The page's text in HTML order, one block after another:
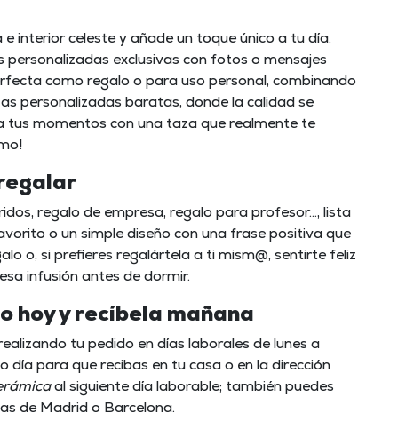
interior celeste y añade un toque único a tu día.
exclusivas con fotos o mensajes
como regalo o para uso personal, combinando
personalizadas baratas, donde la calidad se
tus momentos con una taza que realmente te
regalo de empresa, regalo para profesor..., lista
o un simple diseño con una frase positiva que
o, si prefieres regalártela a ti mism@, sentirte feliz
infusión antes de dormir.
hoy y recíbela mañana
tu pedido en días laborales de lunes a
día para que recibas en tu casa o en la dirección
al siguiente día laborable; también puedes
de Madrid o Barcelona.